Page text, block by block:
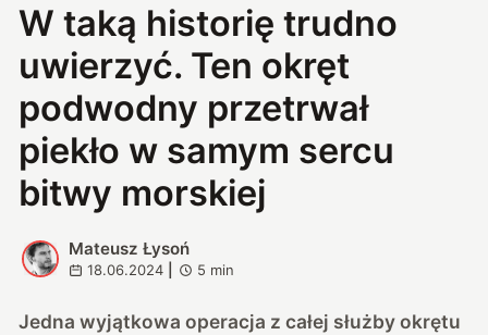
W taką historię trudno
uwierzyć. Ten okręt
podwodny przetrwał
piekło w samym sercu
bitwy morskiej
M
Mateusz Łysoń
18.06.2024 5 min
Jedna wyjątkowa operacja z całej służby okrętu